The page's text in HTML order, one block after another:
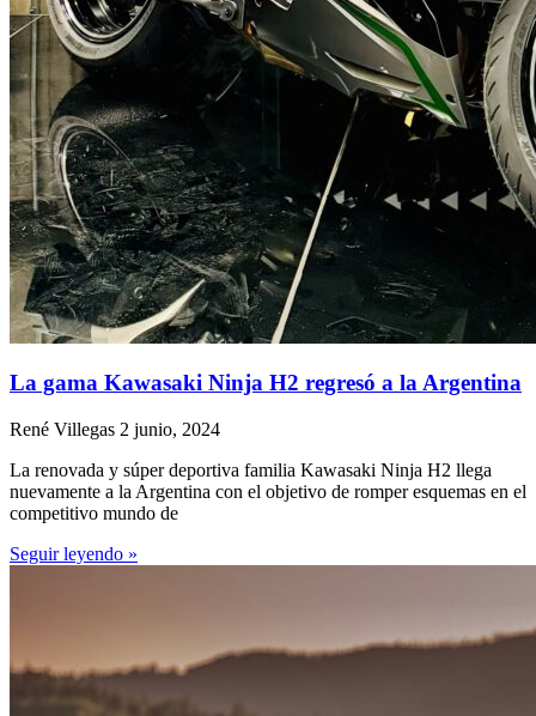
La gama Kawasaki Ninja H2 regresó a la Argentina
René Villegas 2 junio, 2024
La renovada y súper deportiva familia Kawasaki Ninja H2 llega
nuevamente a la Argentina con el objetivo de romper esquemas en el
competitivo mundo de
Seguir leyendo »